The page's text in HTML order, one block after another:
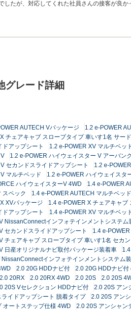
したが、対応してくれた社員さんの接客が良か
になっております。 株式会社ネクステージでご
した。 弊社スタッフの接客をお褒め頂き光栄で
グレード詳細
AUTECH Vパッケージ 1.2 e-POWER
チェアキャブ スロープタイプ 車いす1名 サー
アップシート
1.2 e-POWER XV マルチベッ
1.2 e-POWER ハイウェイスター V アーバン
セカンドスライドアップシート
1.2 e-
マルチベッド
1.2 e-POWER ハイウェイスタ
ハイウェイスターV 4WD 1.4 e-POWER
スペック
1.4 e-POWER AUTECH マルチベッド
XVパッケージ 1.4 e-POWER X チェアキャ
アップシート
1.4 e-POWER XV マルチベッ
NissanConnectインフォテインメントシステム
セカンドスライドアップシート
1.4 e-
チェアキャブ スロープタイプ 車いす1名 セカ
日産オリジナルナビ取付パッケージ装着車
インフォテインメントシステム
2.0 20G HDDナビ付 2.0 20G HDDナビ付
2.0 20RX 2.0 20RX 4WD 2.0 20S 2.0 20S
20S Vセレクション HDDナビ付
2.0 20S アン
イドアップシート 脱着タイプ
2.0 20S アン
オートステップ仕様 4WD
2.0 20S アンシャン